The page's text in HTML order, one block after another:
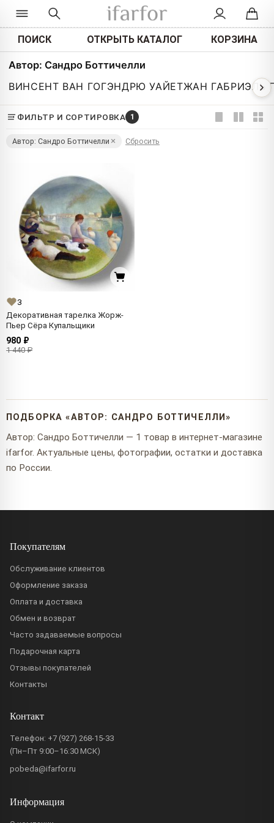
ПОИСК ОТКРЫТЬ КАТАЛОГ КОРЗИНА
Автор: Сандро Боттичелли
ВИНСЕНТ ВАН ГОГЭНДРЮ УАЙЕТЖАН ГАБРИЭЛЬ
ФИЛЬТР И СОРТИРОВКА 1
Автор: Сандро Боттичелли Сбросить
3
Декоративная тарелка Жорж-
Пьер Сёра Купальщики
980 ₽
1 440 ₽
ПОДБОРКА «АВТОР: САНДРО БОТТИЧЕЛЛИ»
Автор: Сандро Боттичелли — 1 товар в интернет-магазине
ifarfor. Актуальные цены, фотографии, остатки и доставка
по России.
Покупателям
Обслуживание клиентов
Оформление заказа
Оплата и доставка
Обмен и возврат
Часто задаваемые вопросы
Подарочная карта
Отзывы покупателей
Контакты
Контакт
Телефон: +7 (927) 268-15-33
(Пн–Пт 9:00–16:30 МСК)
pobeda@ifarfor.ru
Информация